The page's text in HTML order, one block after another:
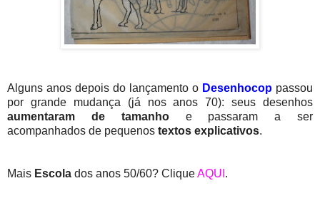
Alguns anos depois do lançamento o Desenhocop passou
por grande mudança (já nos anos 70): seus desenhos
aumentaram de tamanhoe passaram a ser
acompanhados de pequenos textos explicativos.
Mais Escola dos anos 50/60? CliqueAQUI .